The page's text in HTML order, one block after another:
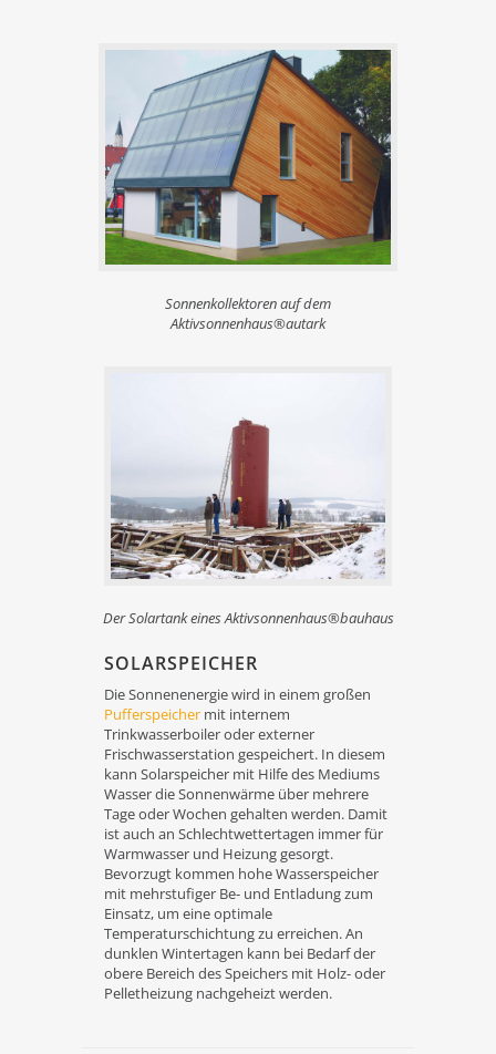
Sonnenkollektoren auf dem
Aktivsonnenhaus®autark
Der Solartank eines Aktivsonnenhaus®bauhaus
SOLARSPEICHER
Die Sonnenenergie wird in einem großen
Pufferspeicher mit internem
Trinkwasserboiler oder externer
Frischwasserstation gespeichert. In diesem
kann Solarspeicher mit Hilfe des Mediums
Wasser die Sonnenwärme über mehrere
Tage oder Wochen gehalten werden. Damit
ist auch an Schlechtwettertagen immer für
Warmwasser und Heizung gesorgt.
Bevorzugt kommen hohe Wasserspeicher
mit mehrstufiger Be- und Entladung zum
Einsatz, um eine optimale
Temperaturschichtung zu erreichen. An
dunklen Wintertagen kann bei Bedarf der
obere Bereich des Speichers mit Holz- oder
Pelletheizung nachgeheizt werden.